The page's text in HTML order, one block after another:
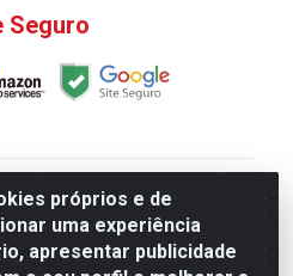
próprios e de
uma experiência
apresentar publicidade
Seguro
do Matoso, 132 - Praça da
RJ - CEP 20.270-135 - CNPJ
0001-25
descontos, preços e